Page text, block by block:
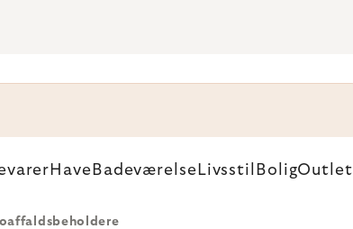
Have Badeværelse Livsstil BoligOutlet